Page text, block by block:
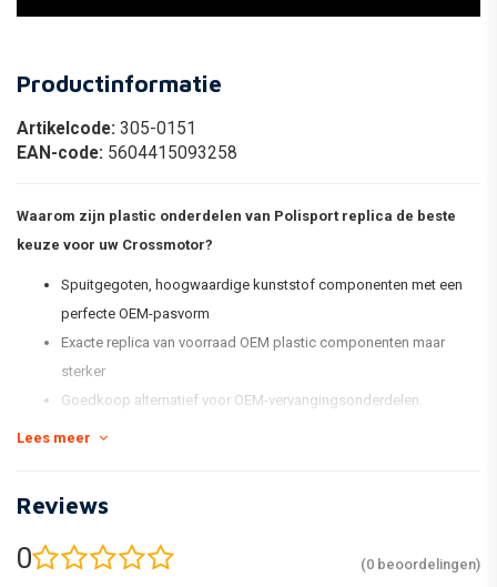
Productinformatie
Artikelcode: 305-0151
EAN-code: 5604415093258
Waarom zijn plastic onderdelen van Polisport replica de beste
keuze voor uw Crossmotor?
Spuitgegoten, hoogwaardige kunststof componenten met een
perfecte OEM-pasvorm
Exacte replica van voorraad OEM plastic componenten maar
sterker
Goedkoop alternatief voor OEM-vervangingsonderdelen.
Houd de kleur beter vast
Verpakt in een nieuwe en vernieuwde kitdoos en individueel
verpakt.
Lees meer
Reviews
0 (0 beoordelingen)